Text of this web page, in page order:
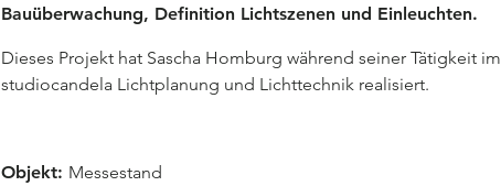
Bauüberwachung, Definition Lichtszenen und Einleuchten.
Dieses Projekt hat Sascha Homburg während seiner Tätigkeit im
studiocandela Lichtplanung und Lichttechnik realisiert.
Objekt: Messestand